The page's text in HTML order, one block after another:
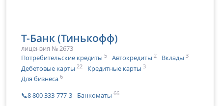
Т-Банк (Тинькофф)
лицензия № 2673
Потребительские кредиты 5 Автокредиты 2 Вклады 3
Дебетовые карты 22 Кредитные карты 3
Для бизнеса 6
📞8 800 333-777-3 Банкоматы 66